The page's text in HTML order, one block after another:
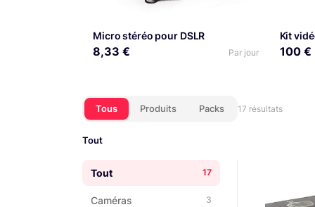
Micro stéréo pour DSLR
8,33 € Par jour 100 €
Tous Produits Packs 17 résultats
Tout
Tout 17
Caméras 3